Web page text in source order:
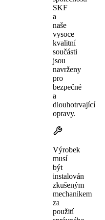
SKF
a
naše
vysoce
kvalitní
součásti
jsou
navrženy
pro
bezpečné
a
dlouhotrvající
opravy.
Výrobek
musí
být
instalován
zkušeným
mechanikem
za
použití